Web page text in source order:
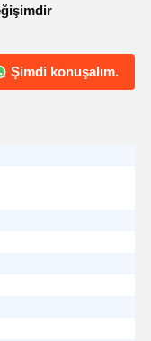
Şimdi konuşalım.